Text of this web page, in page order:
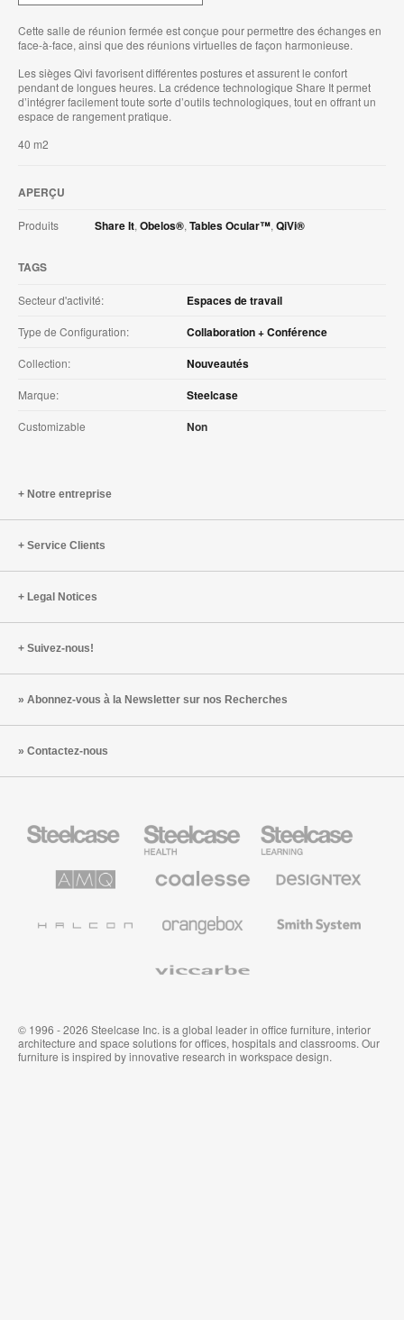
Cette salle de réunion fermée est conçue pour permettre des échanges en
face-à-face, ainsi que des réunions virtuelles de façon harmonieuse.
Les sièges Qivi favorisent différentes postures et assurent le confort
pendant de longues heures. La crédence technologique Share It permet
d’intégrer facilement toute sorte d’outils technologiques, tout en offrant un
espace de rangement pratique.
40 m2
APERÇU
Produits Share It, Obelos®, Tables Ocular™, QiVi®
TAGS
Secteur d'activité: Espaces de travail
Type de Configuration: Collaboration + Conférence
Collection: Nouveautés
Marque: Steelcase
Customizable Non
Notre entreprise
Service Clients
Legal Notices
Suivez-nous!
Abonnez-vous à la Newsletter sur nos Recherches
Contactez-nous
Health
Mobilier
pour
secteur
Solutions
Mobilier
Premium
Textiles
Muraux
System
© 1996 - 2026 Steelcase Inc. is a global leader in office furniture, interior
architecture and space solutions for offices, hospitals and classrooms. Our
furniture is inspired by innovative research in workspace design.